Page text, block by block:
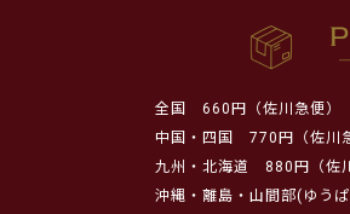
全国
660円（佐川急便）
中国・四国
770円（佐川
九州・北海道
880円（佐
沖縄・離島・山間部(ゆう